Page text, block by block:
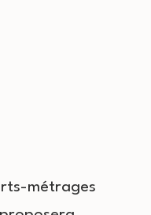
métrages